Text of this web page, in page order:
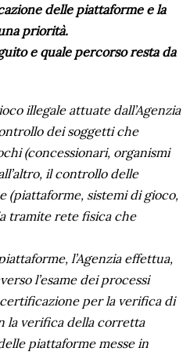
delle piattaforme e la
priorità.
e quale percorso resta da
illegale attuate dall’Agenzia
dei soggetti che
(concessionari, organismi
il controllo delle
sistemi di gioco,
tramite rete fisica che
l’Agenzia effettua,
l’esame dei processi
per la verifica di
la verifica della corretta
piattaforme messe in